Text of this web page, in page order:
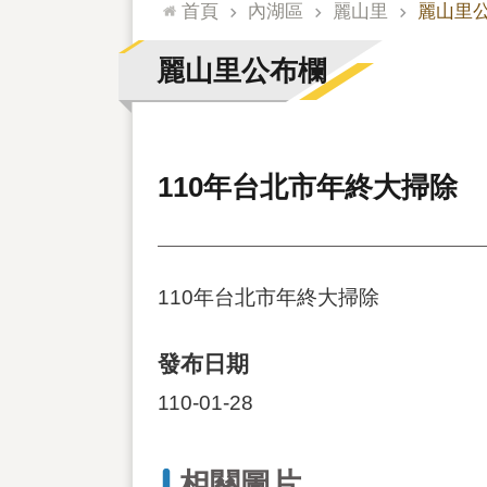
首頁 內湖區 麗山里 麗山里
麗山里公布欄
110年台北市年終大掃除
110年台北市年終大掃除
發布日期
110-01-28